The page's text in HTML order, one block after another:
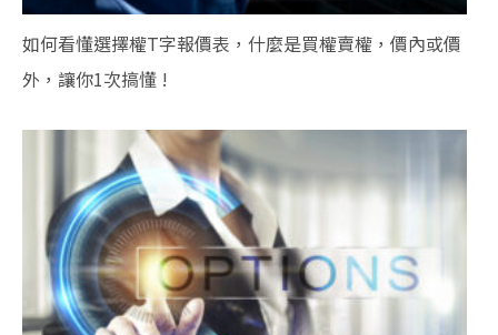
如何看懂選擇權T字報價表，什麼是買權賣權，價內或價
外，讓你1次搞懂 !